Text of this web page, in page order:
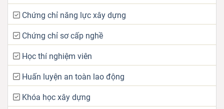
Chứng chỉ năng lực xây dựng
Chứng chỉ sơ cấp nghề
Học thí nghiệm viên
Huấn luyện an toàn lao động
Khóa học xây dựng